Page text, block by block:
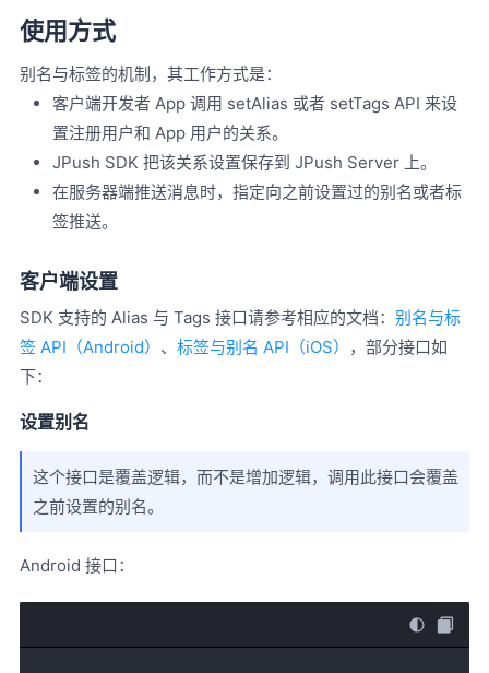
使用方式
别名与标签的机制，其工作方式是：
客户端开发者 App 调用 setAlias 或者 setTags API 来设
置注册用户和 App 用户的关系。
JPush SDK 把该关系设置保存到 JPush Server 上。
在服务器端推送消息时，指定向之前设置过的别名或者标
签推送。
客户端设置
SDK 支持的 Alias 与 Tags 接口请参考相应的文档： 别名与标
签 API（Android） 、 标签与别名 API（iOS）
，部分接口如
下：
设置别名
这个接口是覆盖逻辑，而不是增加逻辑，调用此接口会覆盖
之前设置的别名。
Android 接口：